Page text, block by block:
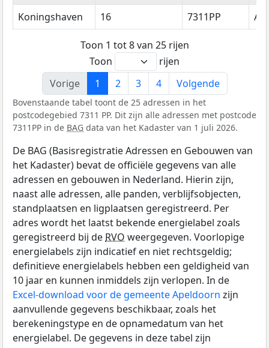
Koningshaven
16 7311PP
Toon 1 tot 8 van 25 rijen
Toon
rijen
Vorige
1 2 3 4 Volgende
Bovenstaande tabel toont de 25 adressen in het
postcodegebied 7311 PP. Dit zijn alle adressen met postcode
7311PP in de BAG data van het Kadaster van 1 juli 2026.
De BAG (Basisregistratie Adressen en Gebouwen van
het Kadaster) bevat de officiële gegevens van alle
adressen en gebouwen in Nederland. Hierin zijn,
naast alle adressen, alle panden, verblijfsobjecten,
standplaatsen en ligplaatsen geregistreerd. Per
adres wordt het laatst bekende energielabel zoals
geregistreerd bij de RVO weergegeven. Voorlopige
energielabels zijn indicatief en niet rechtsgeldig;
definitieve energielabels hebben een geldigheid van
10 jaar en kunnen inmiddels zijn verlopen. In de
Excel-download voor de gemeente Apeldoorn zijn
aanvullende gegevens beschikbaar, zoals het
berekeningstype en de opnamedatum van het
energielabel. De gegevens in deze tabel zijn